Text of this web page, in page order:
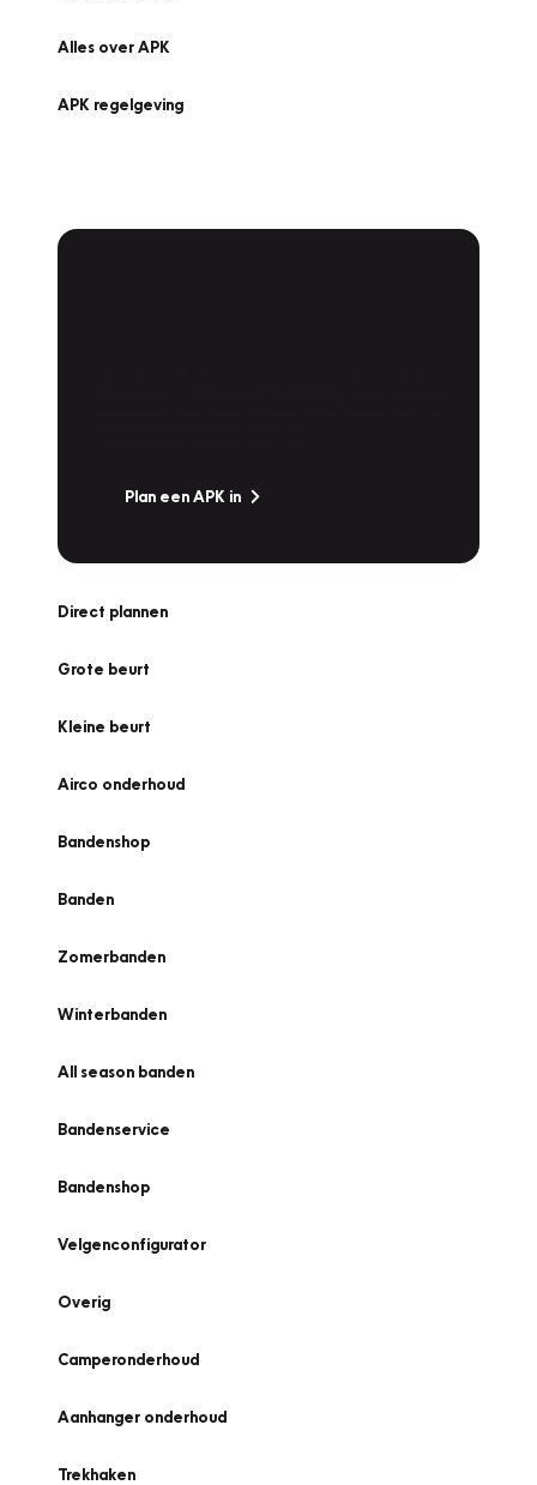
Alles over APK
APK regelgeving
Plan een APK in
Direct plannen
Grote beurt
Kleine beurt
Airco onderhoud
Bandenshop
Banden
Zomerbanden
Winterbanden
All season banden
Bandenservice
Bandenshop
Velgenconfigurator
Overig
Camperonderhoud
Aanhanger onderhoud
Trekhaken